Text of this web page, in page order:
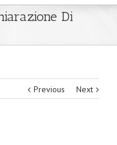
Di
Previous Next